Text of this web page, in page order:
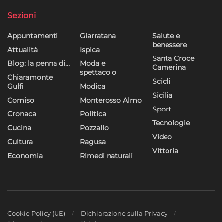
personalizzati, Sviluppare e migliorare i servizi, Utilizzare dati
Funzionalità Sempre attivo
Abbinare e combinare dati provenienti da altre
fonti di dati, Collegare diversi dispositivi,
Identificare i dispositivi in base alle informazioni
trasmesse automaticamente.
Utilizzare dati di geolocalizzazione precisi,
Riconoscere i dispositivi in base a informazioni
richieste attivamente.
e presentare pubblicità e contenuto,
privacy.
Sempre attivo
Sezioni
Appuntamenti
Attualità
Blog: la penna di…
Chiaramonte
Gulfi
Comiso
Cronaca
Cucina
Cultura
Economia
Giarratana
Ispica
Moda e
spettacolo
Modica
Monterosso Almo
Politica
Pozzallo
Ragusa
Rimedi naturali
Salute e
benessere
Santa Croce
Camerina
Scicli
Sicilia
Sport
Tecnologie
Video
Vittoria
Cookie Policy (UE)
Dichiarazione sulla Privacy